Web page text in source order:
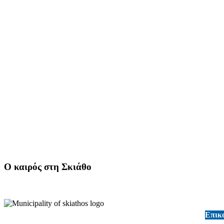
Ο καιρός στη Σκιάθο